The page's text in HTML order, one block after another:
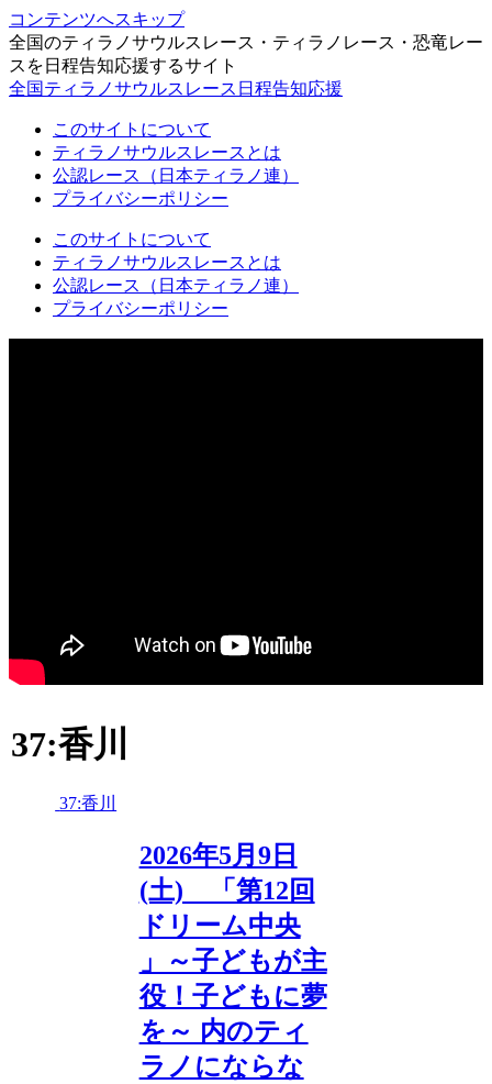
コンテンツへスキップ
全国のティラノサウルスレース・ティラノレース・恐竜レー
スを日程告知応援するサイト
全国ティラノサウルスレース日程告知応援
このサイトについて
ティラノサウルスレースとは
公認レース（日本ティラノ連）
プライバシーポリシー
このサイトについて
ティラノサウルスレースとは
公認レース（日本ティラノ連）
プライバシーポリシー
37:香川
37:香川
2026年5月9日
(土) 「第12回
ドリーム中央
」～子どもが主
役！子どもに夢
を～ 内のティ
ラノにならな